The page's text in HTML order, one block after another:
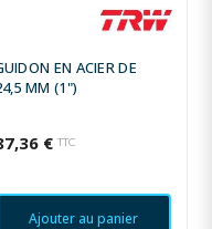
EN ACIER DE
MM (1")
€ TTC
Ajouter au panier